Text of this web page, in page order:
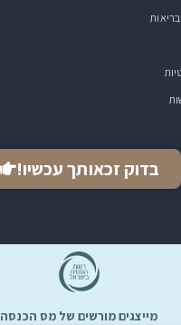
בדוק זכאותך עכשיו!
מייצגים מורשים של מס הכנסה​